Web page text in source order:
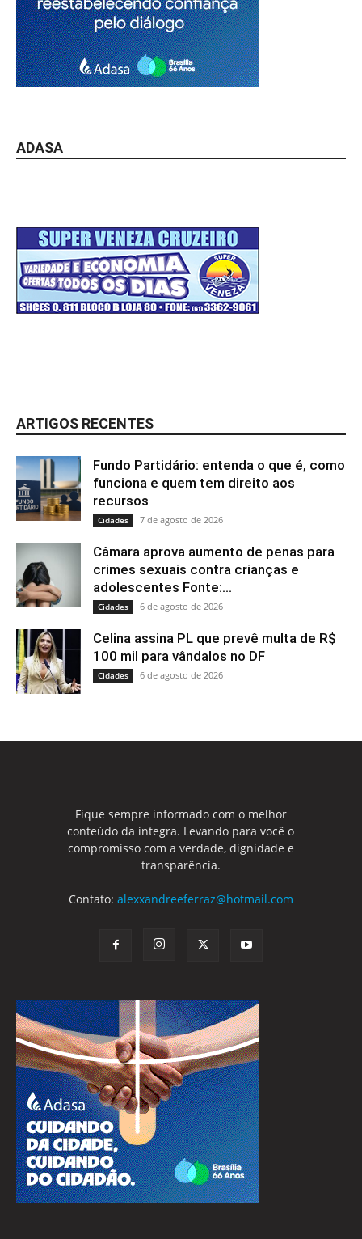
ADASA
ARTIGOS RECENTES
Fundo Partidário: entenda o que é, como
funciona e quem tem direito aos
recursos
Cidades 7 de agosto de 2026
Câmara aprova aumento de penas para
crimes sexuais contra crianças e
adolescentes Fonte:...
Cidades 6 de agosto de 2026
Celina assina PL que prevê multa de R$
100 mil para vândalos no DF
Cidades 6 de agosto de 2026
Fique sempre informado com o melhor
conteúdo da integra. Levando para você o
compromisso com a verdade, dignidade e
transparência.
Contato: alexxandreeferraz@hotmail.com